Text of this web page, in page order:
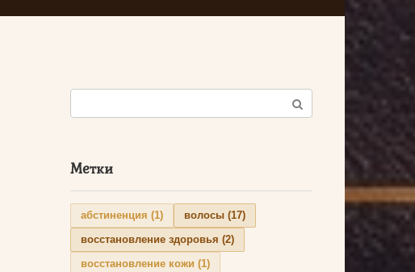
Поиск:
Метки
абстиненция (1) волосы (17)
восстановление здоровья (2)
восстановление кожи (1)